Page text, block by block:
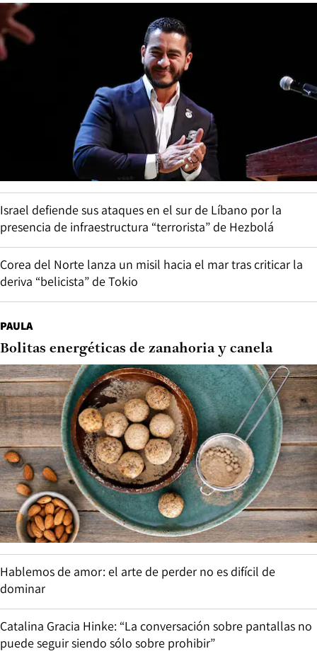
Israel defiende sus ataques en el sur de Líbano por la
presencia de infraestructura “terrorista” de Hezbolá
Corea del Norte lanza un misil hacia el mar tras criticar la
deriva “belicista” de Tokio
PAULA
Bolitas energéticas de zanahoria y canela
Hablemos de amor: el arte de perder no es difícil de
dominar
Catalina Gracia Hinke: “La conversación sobre pantallas no
puede seguir siendo sólo sobre prohibir”